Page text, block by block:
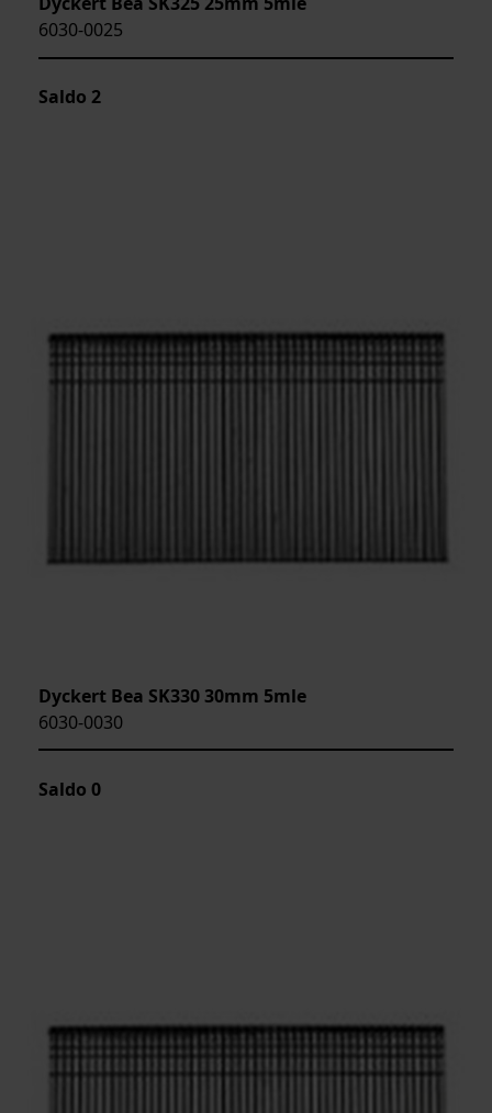
6030-0025
Saldo 2
Dyckert Bea SK330 30mm 5mle
6030-0030
Saldo 0